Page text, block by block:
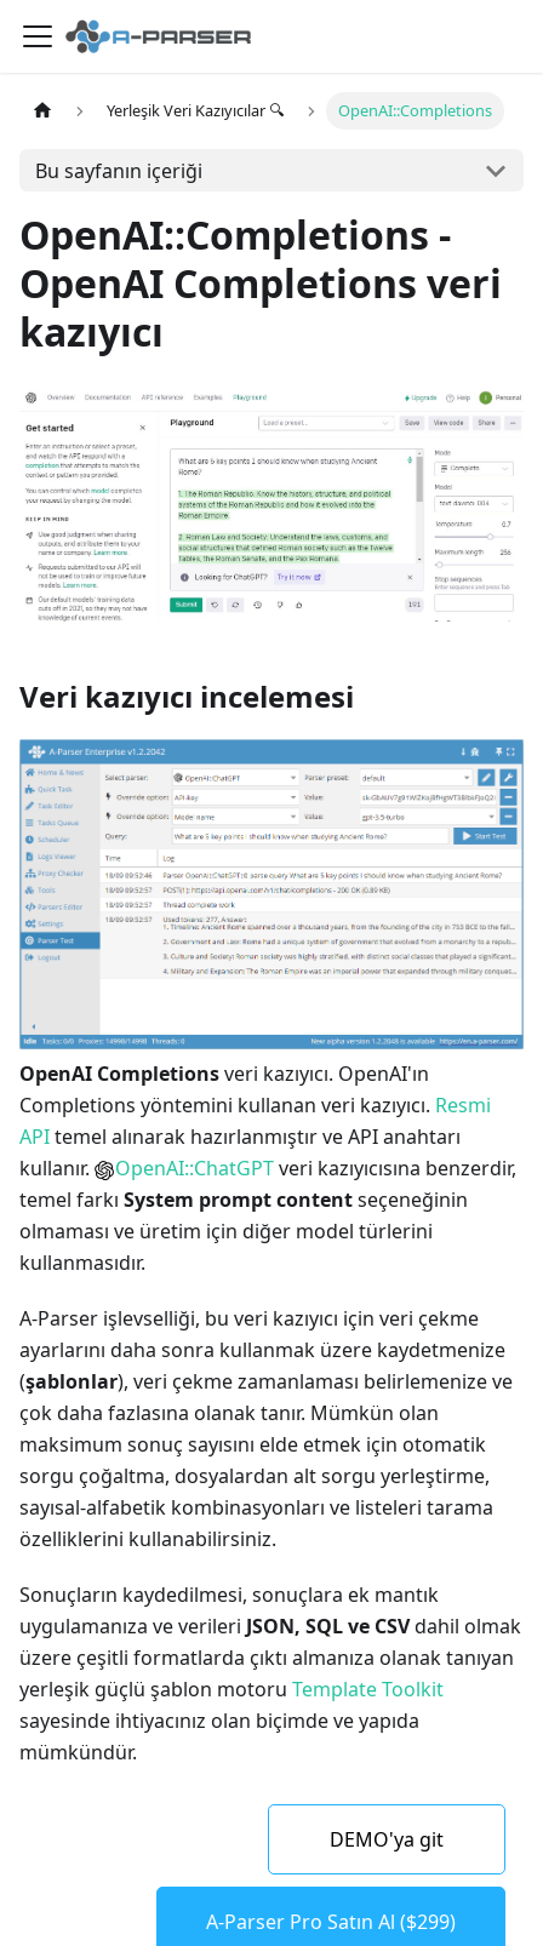
Yerleşik Veri Kazıyıcılar 🔍 OpenAI::Completions
Bu sayfanın içeriği
OpenAI::Completions -
OpenAI Completions veri
kazıyıcı
Veri kazıyıcı incelemesi
OpenAI Completionsveri kazıyıcı. OpenAI'ın
Completions yöntemini kullanan veri kazıyıcı. Resmi
APItemel alınarak hazırlanmıştır ve API anahtarı
kullanır.
OpenAI::ChatGPTveri kazıyıcısına benzerdir,
temel farkı System prompt contentseçeneğinin
olmaması ve üretim için diğer model türlerini
kullanmasıdır.
A-Parser işlevselliği, bu veri kazıyıcı için veri çekme
ayarlarını daha sonra kullanmak üzere kaydetmenize
(şablonlar), veri çekme zamanlaması belirlemenize ve
çok daha fazlasına olanak tanır. Mümkün olan
maksimum sonuç sayısını elde etmek için otomatik
sorgu çoğaltma, dosyalardan alt sorgu yerleştirme,
sayısal-alfabetik kombinasyonları ve listeleri tarama
özelliklerini kullanabilirsiniz.
Sonuçların kaydedilmesi, sonuçlara ek mantık
uygulamanıza ve verileri JSON, SQL ve CSVdahil olmak
üzere çeşitli formatlarda çıktı almanıza olanak tanıyan
yerleşik güçlü şablon motoru Template Toolkit
sayesinde ihtiyacınız olan biçimde ve yapıda
mümkündür.
DEMO'ya git
A-Parser Pro Satın Al ($299)